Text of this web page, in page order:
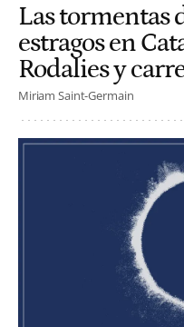
Las tormentas
estragos en
Rodalies y
Miriam Saint-Germain